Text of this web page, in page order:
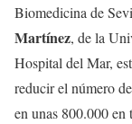
Biomedicina de
Martínez, de la
Hospital del Mar,
reducir el número
en unas 800.000